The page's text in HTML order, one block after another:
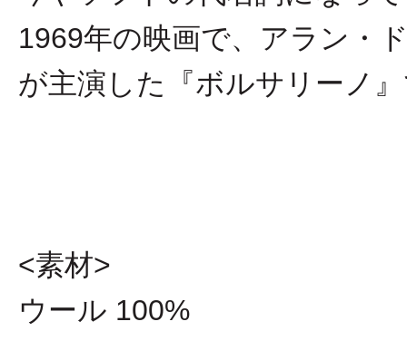
1969年の映画で、アラン・
が主演した『ボルサリーノ
<素材>
ウール 100%